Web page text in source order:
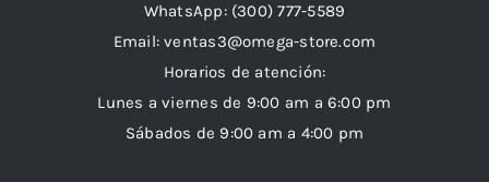
WhatsApp: (300) 777-5589
Email: ventas3@omega-store.com
Horarios de atención:
Lunes a viernes de 9:00 am a 6:00 pm
Sábados de 9:00 am a 4:00 pm